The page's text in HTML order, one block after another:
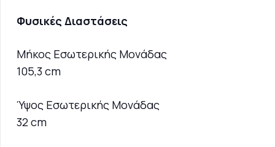
Φυσικές Διαστάσεις
Μήκος Εσωτερικής Μονάδας
105,3 cm
Ύψος Εσωτερικής Μονάδας
32 cm